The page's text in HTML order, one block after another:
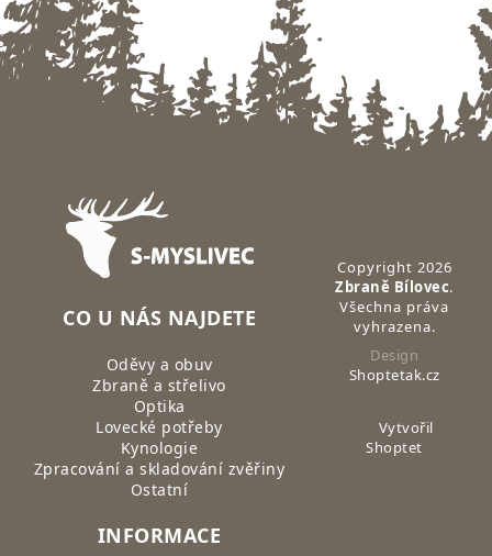
Zápatí
CO U NÁS NAJDETE
Oděvy a obuv
Zbraně a střelivo
Optika
Lovecké potřeby
Kynologie
Zpracování a skladování zvěřiny
Ostatní
INFORMACE
Copyright 2026
Zbraně Bílovec.
Všechna práva
vyhrazena.
Design
Shoptetak.cz
Vytvořil
Shoptet